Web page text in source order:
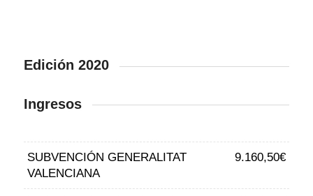
Edición 2020
Ingresos
SUBVENCIÓN GENERALITAT
VALENCIANA
9.160,50€